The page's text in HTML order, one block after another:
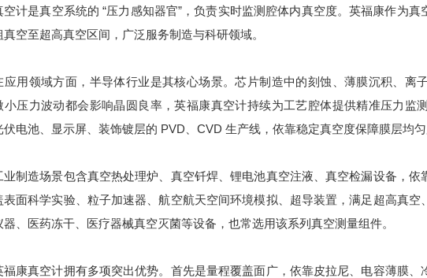
是真空系统的 “压力感知器官”，负责实时监测腔体内真空度。英福康作为真
真空至超高真空区间，广泛服务制造与科研领域。
领域方面，半导体行业是其核心场景。芯片制造中的刻蚀、薄膜沉积、离
小压力波动都会影响晶圆良率，英福康真空计持续为工艺腔体提供精准压力监
伏电池、显示屏、装饰镀层的 PVD、CVD 生产线，依靠稳定真空度保障膜层均匀
造场景包含真空热处理炉、真空钎焊、锂电池真空注液、真空检漏设备，依
表面科学实验、粒子加速器、航空航天空间环境模拟、超导装置，满足超高真空
器、医药冻干、医疗器械真空灭菌等设备，也常选用该系列真空测量组件。
真空计拥有多项突出优势。首先是量程覆盖面广，依靠皮拉尼、电容薄膜、